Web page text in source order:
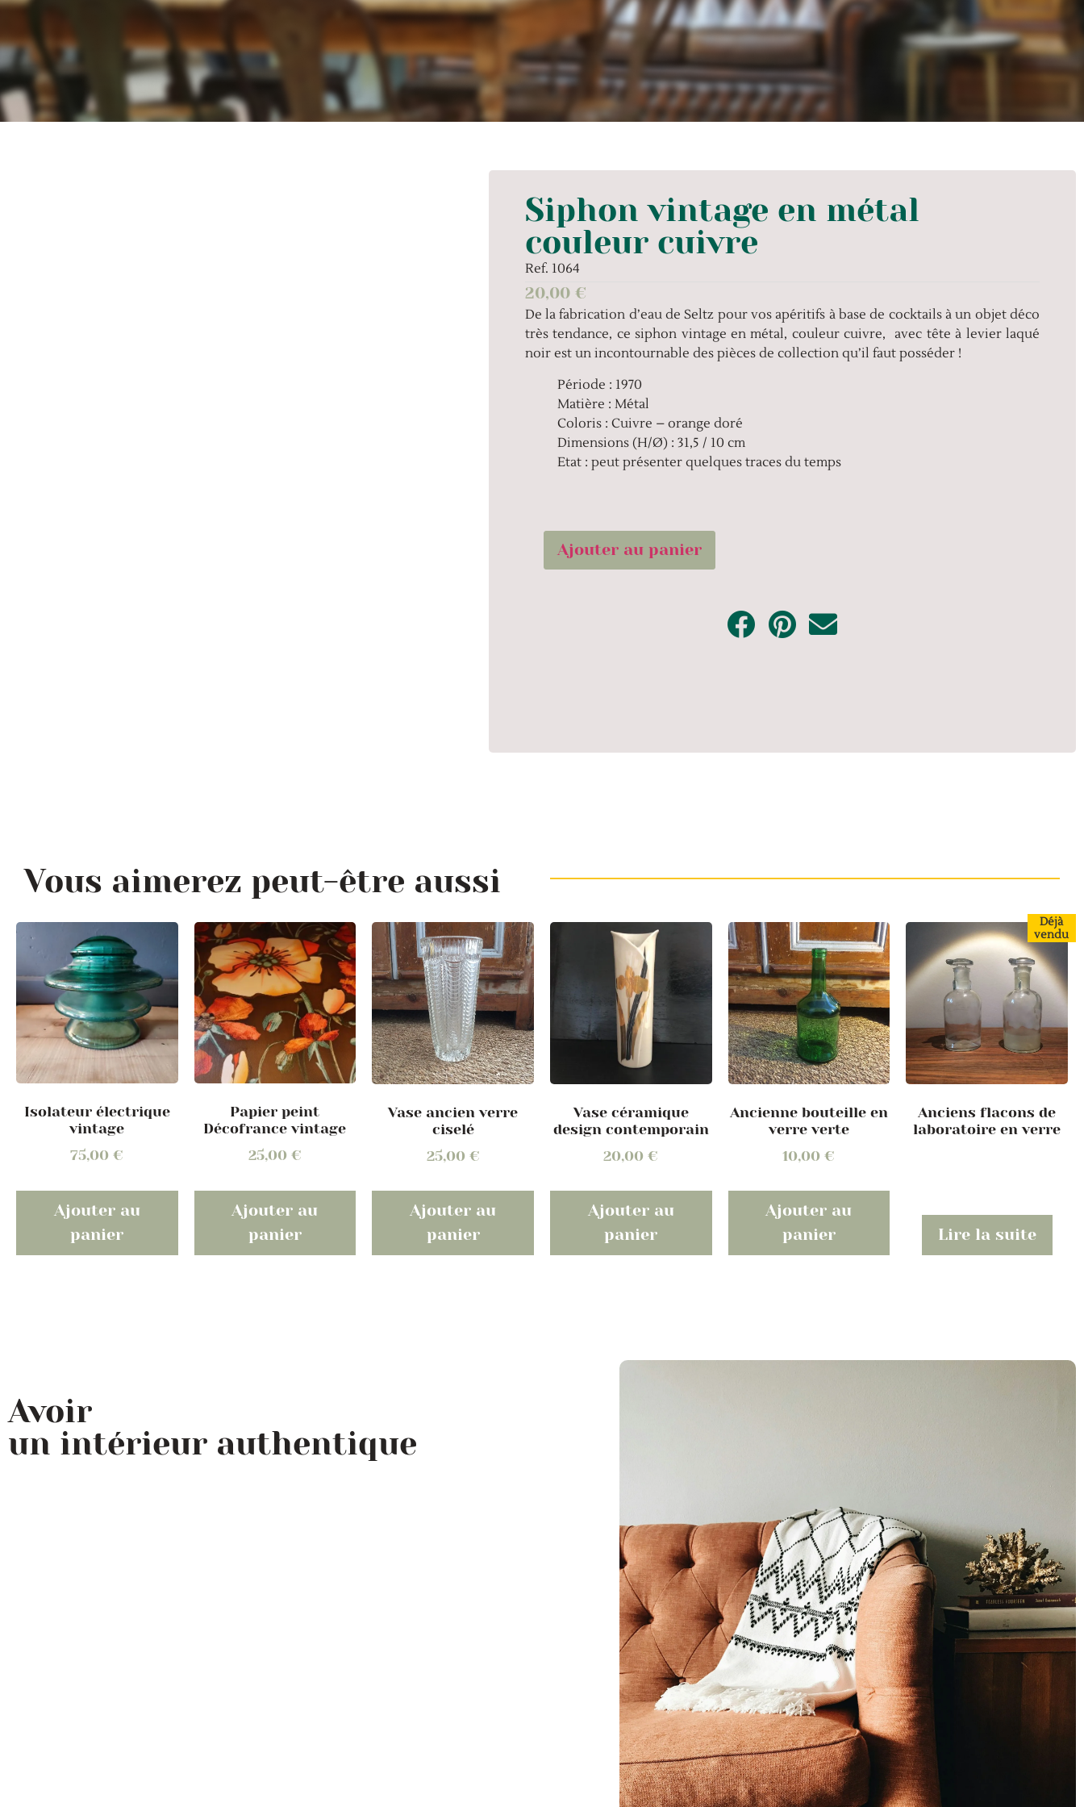
Siphon vintage en métal
couleur cuivre
Ref. 1064
20,00 €
De la fabrication d’eau de Seltz pour vos apéritifs à base de cocktails à un objet déco
très tendance, ce siphon vintage en métal, couleur cuivre, avec tête à levier laqué
noir est un incontournable des pièces de collection qu’il faut posséder !
Période : 1970
Matière : Métal
Coloris : Cuivre – orange doré
Dimensions (H/Ø) : 31,5 / 10 cm
Etat : peut présenter quelques traces du temps
Ajouter au panier
Vous aimerez peut-être aussi
Isolateur électrique
vintage
75,00€
Ajouter au
panier
Papier peint
Décofrance vintage
25,00 €
Ajouter au
panier
Vase ancien verre
ciselé
25,00 €
Ajouter au
panier
Vase céramique
design contemporain
20,00€
Ajouter au
panier
Ancienne bouteille en
verre verte
10,00€
Ajouter au
panier
Déjà
vendu
Anciens flacons de
laboratoire en verre
Lire la suite
Avoir
un intérieur authentique